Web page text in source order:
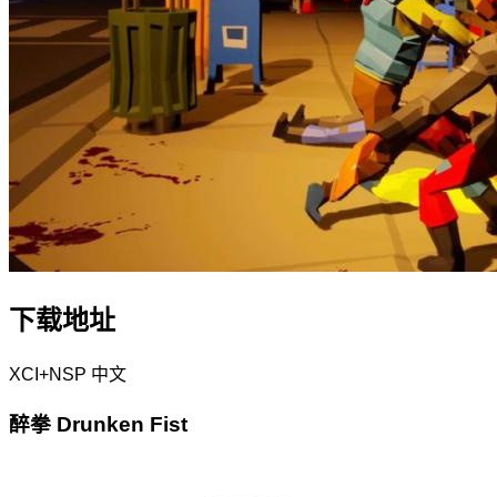
下载地址
XCI+NSP 中文
醉拳 Drunken Fist